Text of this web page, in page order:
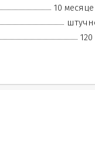
10
120